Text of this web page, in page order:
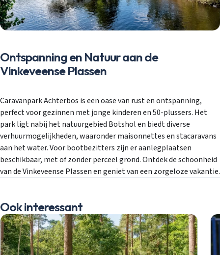
Ontspanning en Natuur aan de
Vinkeveense Plassen
Caravanpark Achterbos is een oase van rust en ontspanning,
perfect voor gezinnen met jonge kinderen en 50-plussers. Het
park ligt nabij het natuurgebied Botshol en biedt diverse
verhuurmogelijkheden, waaronder maisonnettes en stacaravans
aan het water. Voor bootbezitters zijn er aanlegplaatsen
beschikbaar, met of zonder perceel grond. Ontdek de schoonheid
van de Vinkeveense Plassen en geniet van een zorgeloze vakantie.
Ook interessant